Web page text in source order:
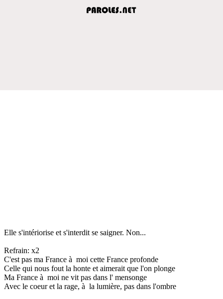
Elle s'intériorise et s'interdit se saigner. Non...
Refrain: x2
C'est pas ma France à moi cette France profonde
Celle qui nous fout la honte et aimerait que l'on plonge
Ma France à moi ne vit pas dans l' mensonge
Avec le coeur et la rage, à la lumière, pas dans l'ombre